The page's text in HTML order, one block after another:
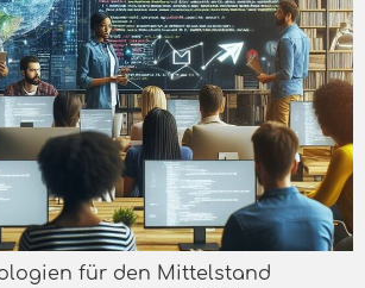
für den Mittelstand